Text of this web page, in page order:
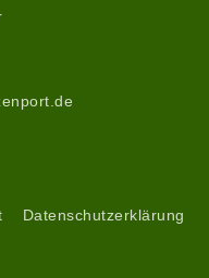
Datenschutzerklärung